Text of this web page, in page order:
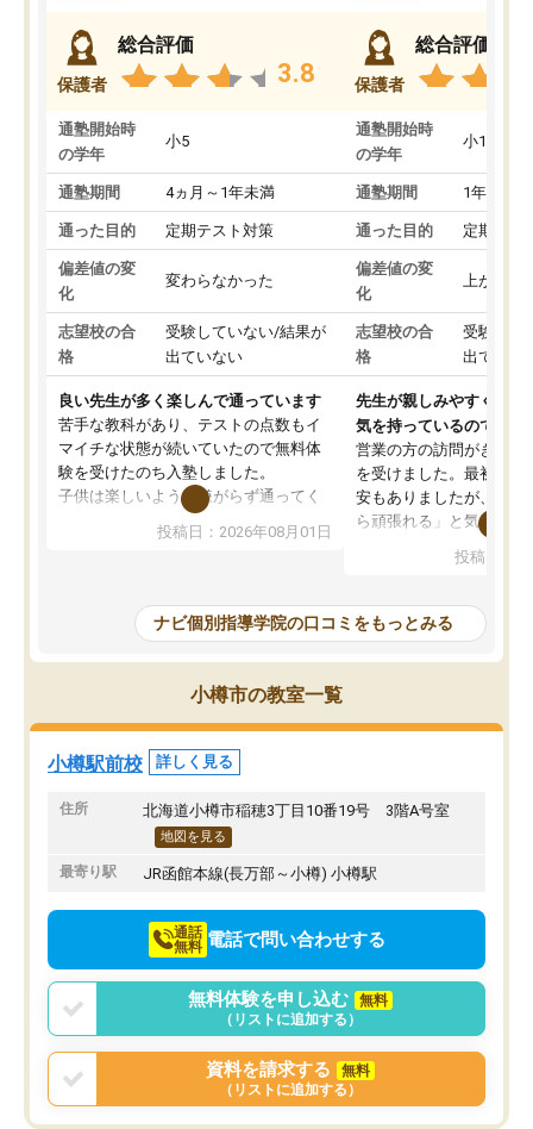
保護者
総合評価
3.8
通塾開始時
の学年
小5
通塾期間 4ヵ月～1年未満
通った目的 定期テスト対策
偏差値の変
化
変わらなかった
志望校の合
格
受験していない/結果が
出ていない
良い先生が多く楽しんで通っています
苦手な教科があり、テストの点数もイ
マイチな状態が続いていたので無料体
験を受けたのち入塾しました。
子供は楽しいようで嫌がらず通ってく
先生は良い方が多く、いつも笑顔で対
教室は少し狭い印象なので夜の時間帯
など生徒さんが多い時間帯は手狭では
ないかな？と感じます。
また駅前にあるのでアクセスは良いで
すが駐車場がないのでお迎えの際に近
隣のコインパーキングを利用または路
上駐車をするしかない点が少し不便で
投稿日：2026年08月01日
保護者
総合評価
通塾開始時
の学年
小1
通塾期間 1年以上
通った目的 定期テス
偏差値の変
化
上がった
志望校の合
格
受験して
出ていな
先生が親しみやすく勉強
気を持っているので安心
営業の方の訪問がきっか
を受けました。最初は続
安もありましたが、子ど
ら頑張れる」と気に入り
ても分かりやすく、学
方を丁寧に教えてくださ
が深まっていると感じま
熱心で、一人ひとりの苦
前より勉強に前向きに取
りたいと思える塾です。
投稿日：
ナビ個別指導学院の口コミをもっとみる
小樽市の教室一覧
小樽駅前校 詳しく見る
住所 北海道小樽市稲穂3丁目10番19号 3階A号室
地図を見る
最寄り駅 JR函館本線(長万部～小樽) 小樽駅
通話
無料 電話で問い合わせする
無料体験を申し込む
無料
（リストに追加する）
資料を請求する
無料
（リストに追加する）